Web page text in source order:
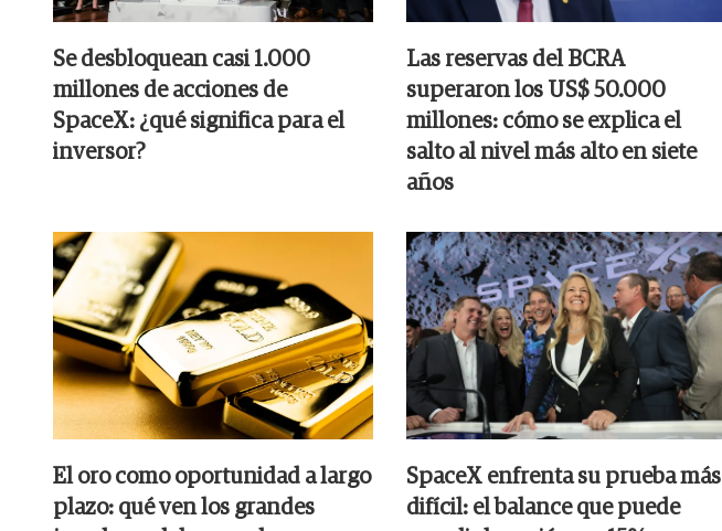
Se desbloquean casi 1.000
millones de acciones de
SpaceX: ¿qué significa para el
inversor?
Las reservas del BCRA
superaron los US$ 50.000
millones: cómo se explica el
salto al nivel más alto en siete
años
El oro como oportunidad a largo
plazo: qué ven los grandes
SpaceX enfrenta su prueba más
difícil: el balance que puede